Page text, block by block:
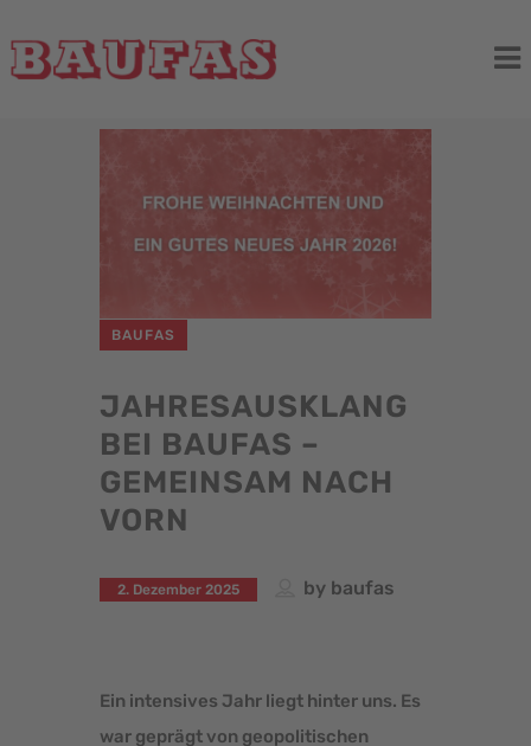
BAUFAS
JAHRESAUSKLANG
BEI BAUFAS –
GEMEINSAM NACH
VORN
2. Dezember 2025 by baufas
Ein intensives Jahr liegt hinter uns. Es
war geprägt von geopolitischen